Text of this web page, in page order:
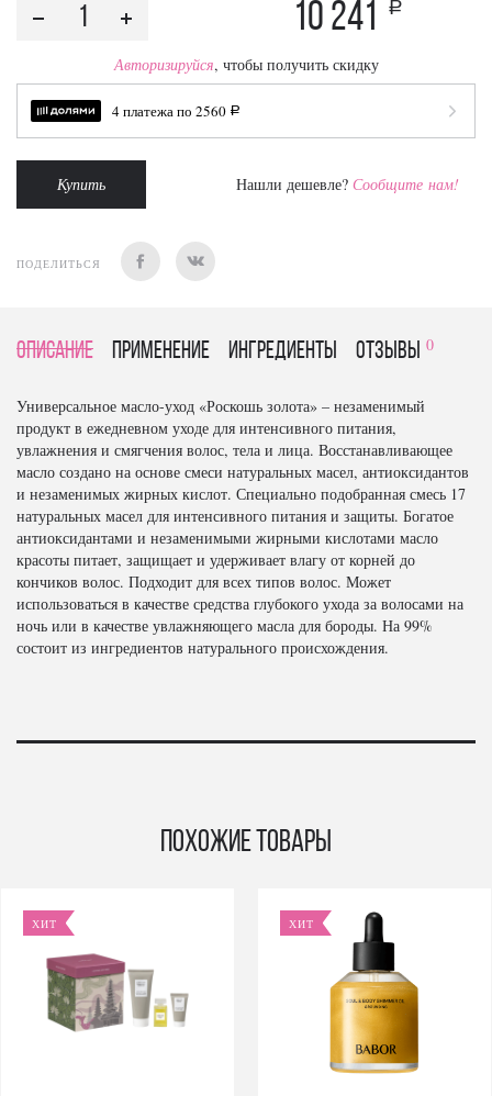
10 241 a
Авторизируйся, чтобы получить скидку
4 платежа по 2560 a
Купить Нашли дешевле? Сообщите нам!
ПОДЕЛИТЬСЯ
Описание Применение Ингредиенты отзывы 0
Универсальное масло-уход «Роскошь золота» – незаменимый
продукт в ежедневном уходе для интенсивного питания,
увлажнения и смягчения волос, тела и лица. Восстанавливающее
масло создано на основе смеси натуральных масел, антиоксидантов
и незаменимых жирных кислот. Специально подобранная смесь 17
натуральных масел для интенсивного питания и защиты. Богатое
антиоксидантами и незаменимыми жирными кислотами масло
красоты питает, защищает и удерживает влагу от корней до
кончиков волос. Подходит для всех типов волос. Может
использоваться в качестве средства глубокого ухода за волосами на
ночь или в качестве увлажняющего масла для бороды. На 99%
состоит из ингредиентов натурального происхождения.
Похожие товары
ХИТ ХИТ